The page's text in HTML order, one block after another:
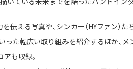
伝える写真や、シンカー（HYファン）
った幅広い取り組みを紹介するほか、
も収録。